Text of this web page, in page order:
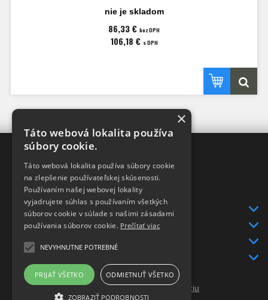
nie je skladom
86,33 € bez DPH
106,18 € s DPH
DISTRIBÚTOR v SR
pre značky
XRAY a HUDY
INFO
DODANIE TOVARU
Prepnúť zobrazenie na plnú verziu
×
Táto webová lokalita používa
súbory cookie.
Táto webová lokalita používa súbory cookie
na zlepšenie používateľskej skúsenosti.
Používaním našej webovej lokality
vyjadrujete súhlas s používaním všetkých
súborov cookie v súlade s našimi zásadami
používania súborov cookie. Prečítať viac
NEVYHNUTNE POTREBNÉ
PRIJAŤ VŠETKO ODMIETNUŤ VŠETKO
ZOBRAZIŤ PODROBNOSTI